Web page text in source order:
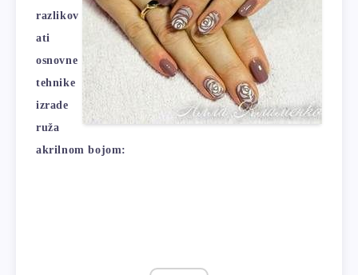
razlikov
ati
osnovne
tehnike
izrade
ruža
akrilnom bojom: